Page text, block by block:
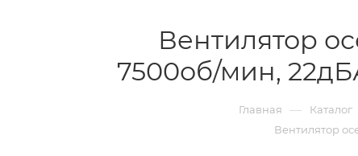
Вентилятор
7500об/мин,
Главная — Каталог
Вентилятор